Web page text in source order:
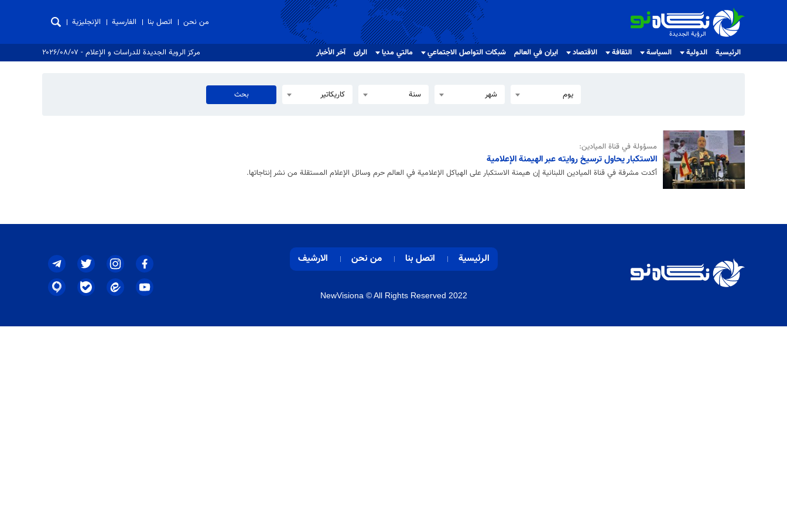
الرؤية الجديدة
الرؤية الجديدة
من نحن اتصل بنا الفارسية الإنجليزية
الرئيسية الدولية السياسة الثقافة الاقتصاد ايران في العالم شبکات التواصل الاجتماعي مالتي مدیا الرای آخر الأخبار مركز الروية الجدیدة للدراسات و الإعلام - ۲۰۲۶/۰۸/۰۷
يوم شهر سنة كاريكاتير
مسؤولة في قناة الميادين:
الاستكبار يحاول ترسيخ روايته عبر الهيمنة الإعلامية
أكدت مشرفة في قناة الميادين اللبنانية إن هيمنة الاستكبار على الهياكل الإعلامية في العالم حرم وسائل الإعلام المستقلة من نشر إنتاجاتها.
الرئيسية اتصل بنا من نحن الارشيف
NewVisiona © All Rights Reserved 2022